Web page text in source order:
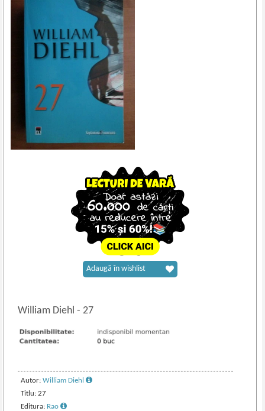
William Diehl- 27
Autor:William Diehl
Titlu: 27
Editura: Rao
Adaugă în wishlist